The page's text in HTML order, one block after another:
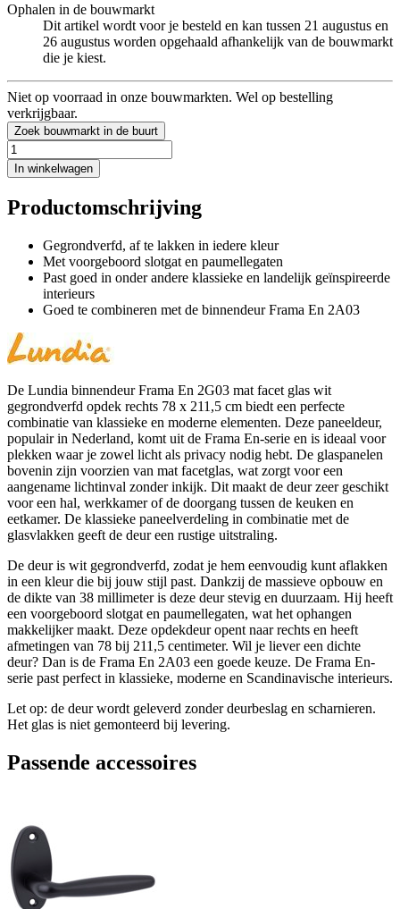
Ophalen in de bouwmarkt
Dit artikel wordt voor je besteld en kan tussen 21 augustus en
26 augustus worden opgehaald afhankelijk van de bouwmarkt
die je kiest.
Niet op voorraad in onze bouwmarkten. Wel op bestelling
verkrijgbaar.
Zoek bouwmarkt in de buurt
In winkelwagen
Productomschrijving
Gegrondverfd, af te lakken in iedere kleur
Met voorgeboord slotgat en paumellegaten
Past goed in onder andere klassieke en landelijk geïnspireerde
interieurs
Goed te combineren met de binnendeur Frama En 2A03
De Lundia binnendeur Frama En 2G03 mat facet glas wit
gegrondverfd opdek rechts 78 x 211,5 cm biedt een perfecte
combinatie van klassieke en moderne elementen. Deze paneeldeur,
populair in Nederland, komt uit de Frama En-serie en is ideaal voor
plekken waar je zowel licht als privacy nodig hebt. De glaspanelen
bovenin zijn voorzien van mat facetglas, wat zorgt voor een
aangename lichtinval zonder inkijk. Dit maakt de deur zeer geschikt
voor een hal, werkkamer of de doorgang tussen de keuken en
eetkamer. De klassieke paneelverdeling in combinatie met de
glasvlakken geeft de deur een rustige uitstraling.
De deur is wit gegrondverfd, zodat je hem eenvoudig kunt aflakken
in een kleur die bij jouw stijl past. Dankzij de massieve opbouw en
de dikte van 38 millimeter is deze deur stevig en duurzaam. Hij heeft
een voorgeboord slotgat en paumellegaten, wat het ophangen
makkelijker maakt. Deze opdekdeur opent naar rechts en heeft
afmetingen van 78 bij 211,5 centimeter. Wil je liever een dichte
deur? Dan is de Frama En 2A03 een goede keuze. De Frama En-
serie past perfect in klassieke, moderne en Scandinavische interieurs.
Let op: de deur wordt geleverd zonder deurbeslag en scharnieren.
Het glas is niet gemonteerd bij levering.
Passende accessoires